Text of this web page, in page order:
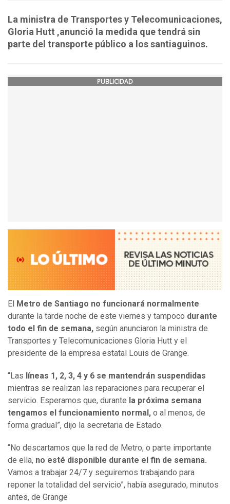
La ministra de Transportes y Telecomunicaciones,
Gloria Hutt ,anunció la medida que tendrá sin
parte del transporte público a los santiaguinos.
PUBLICIDAD
El Metro de Santiago no funcionará normalmente
durante la tarde noche de este viernes y tampoco durante
todo el fin de semana, según anunciaron la ministra de
Transportes y Telecomunicaciones Gloria Hutt y el
presidente de la empresa estatal Louis de Grange.
“Las líneas 1, 2, 3, 4 y 6 se mantendrán suspendidas
mientras se realizan las reparaciones para recuperar el
servicio. Esperamos que, durante la próxima semana
tengamos el funcionamiento normal, o al menos, de
forma gradual”, dijo la secretaria de Estado.
“No descartamos que la red de Metro, o parte importante
de ella, no esté disponible durante el fin de semana.
Vamos a trabajar 24/7 y seguiremos trabajando para
reponer la totalidad del servicio”, había asegurado, minutos
antes, de Grange